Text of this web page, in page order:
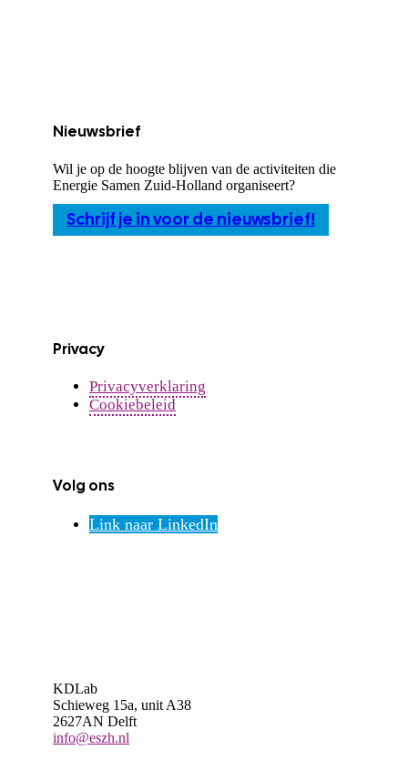
Nieuwsbrief
Wil je op de hoogte blijven van de activiteiten die
Energie Samen Zuid-Holland organiseert?
Schrijf je in voor de nieuwsbrief!
Privacy
Privacyverklaring
Cookiebeleid
Volg ons
Link naar LinkedIn
KDLab
Schieweg 15a, unit A38
2627AN Delft
info@eszh.nl